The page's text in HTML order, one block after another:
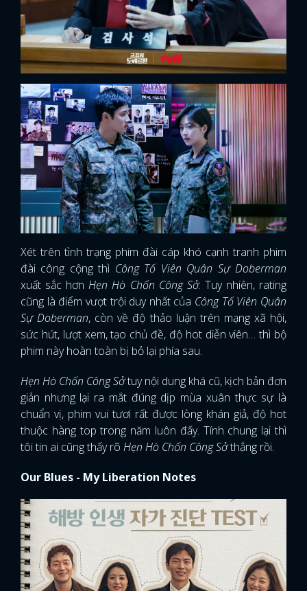
Xét trên tình trạng phim đài cáp khó cạnh tranh phim
đài công cộng thì Công Tố Viên Quân Sự Doberman
xuất sắc hơnHẹn Hò Chốn Công Sở. Tuy nhiên, rating
cũng là điểm vượt trội duy nhất của Công Tố Viên Quân
Sự Doberman, còn về độ thảo luận trên mạng xã hội,
sức hút, lượt xem, tạo chủ đề, độ hot diễn viên… thì bộ
phim này hoàn toàn bị bỏ lại phía sau.
Hẹn Hò Chốn Công Sởtuy nội dung khá cũ, kịch bản đơn
giản nhưng lại ra mắt đúng dịp mùa xuân thực sự là
chuẩn vị, phim vui tươi rất được lòng khán giả, độ hot
thuộc hàng top trong năm luôn đấy. Tính chung lại thì
tôi tin ai cũng thấy rõ Hẹn Hò Chốn Công Sởthắng rồi.
Our Blues - My Liberation Notes